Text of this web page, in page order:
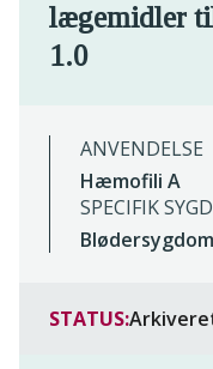
lægemidler
1.0
ANVENDELSE
Hæmofili A
SPECIFIK
STATUS: